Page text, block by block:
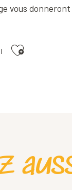
vous donneront
Ajouter aux